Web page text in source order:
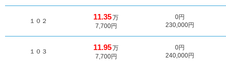
１０２ 11.35万
7,700円
0円
230,000円
１０３ 11.95万
7,700円
0円
240,000円